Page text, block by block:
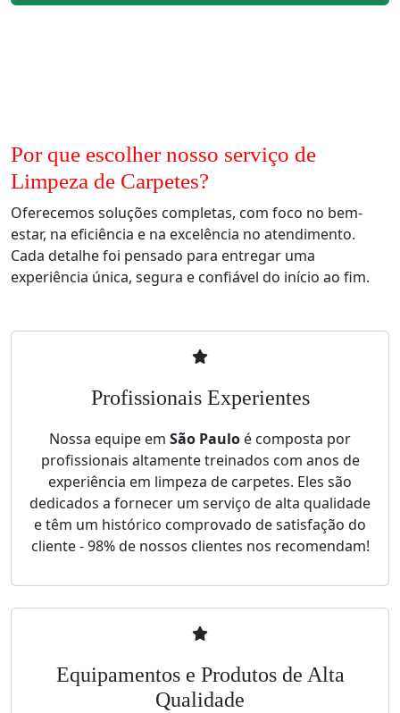
Por que escolher nosso serviço de
Limpeza de Carpetes?
Oferecemos soluções completas, com foco no bem-
estar, na eficiência e na excelência no atendimento.
Cada detalhe foi pensado para entregar uma
experiência única, segura e confiável do início ao fim.
Profissionais Experientes
Nossa equipe em São Paulo é composta por
profissionais altamente treinados com anos de
experiência em limpeza de carpetes. Eles são
dedicados a fornecer um serviço de alta qualidade
e têm um histórico comprovado de satisfação do
cliente - 98% de nossos clientes nos recomendam!
Equipamentos e Produtos de Alta
Qualidade